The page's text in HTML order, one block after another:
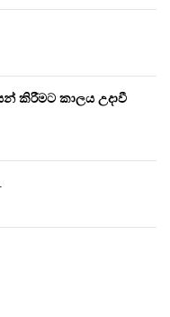
කිරීමට කාලය උදාවී